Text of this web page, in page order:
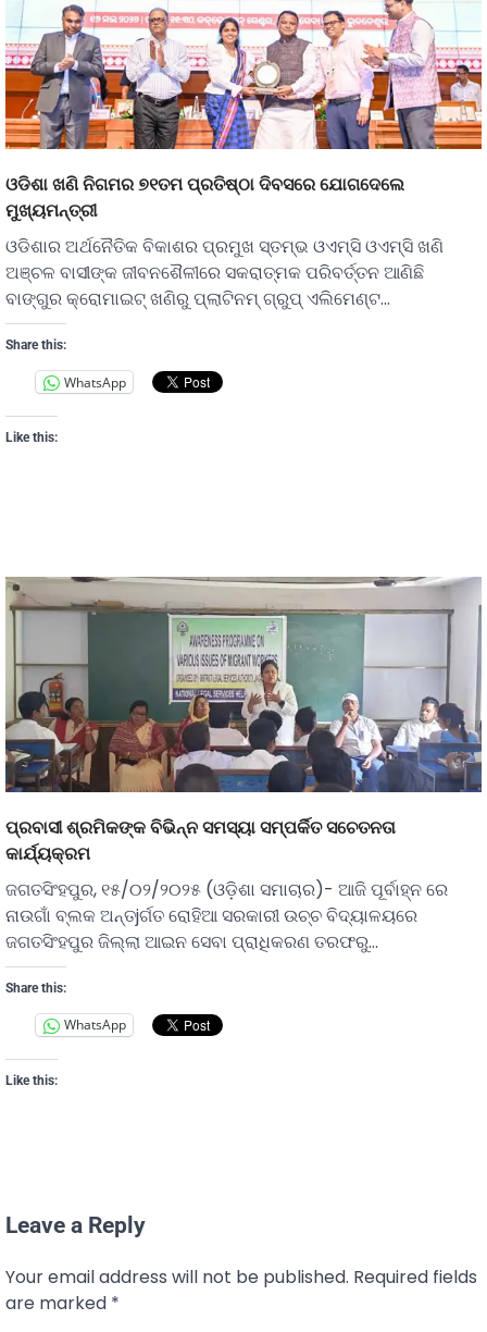
ଓଡିଶା ଖଣି ନିଗମର ୭୧ତମ ପ୍ରତିଷ୍ଠା ଦିବସରେ ଯୋଗଦେଲେ
ମୁଖ୍ୟମନ୍ତ୍ରୀ
ଓଡିଶାର ଅର୍ଥନୈତିକ ବିକାଶର ପ୍ରମୁଖ ସ୍ତମ୍ଭ ଓଏମ୍‌ସି ଓଏମ୍‌ସି ଖଣି
ଅଞ୍ଚଳ ବାସୀଙ୍କ ଜୀବନଶୈଳୀରେ ସକରାତ୍ମକ ପରିବର୍ତ୍ତନ ଆଣିଛି
ବାଙ୍ଗୁର କ୍ରୋମାଇଟ୍ ଖଣିରୁ ପ୍ଲାଟିନମ୍ ଗ୍ରୁପ୍ ଏଲିମେଣ୍ଟ…
Share this:
WhatsApp
Like this:
ପ୍ରବାସୀ ଶ୍ରମିକଙ୍କ ବିଭିନ୍ନ ସମସ୍ୟା ସମ୍ପର୍କିତ ସଚେତନତା
କାର୍ଯ୍ୟକ୍ରମ
ଜଗତସିଂହପୁର, ୧୫/୦୨/୨୦୨୫ (ଓଡ଼ିଶା ସମାଚାର)- ଆଜି ପୂର୍ବାହ୍ନ ରେ
ନାଉଗାଁ ବ୍ଲକ ଅନ୍ତjର୍ଗତ ରୋହିଆ ସରକାରୀ ଉଚ୍ଚ ବିଦ୍ୟାଳୟରେ
ଜଗତସିଂହପୁର ଜିଲ୍ଲା ଆଇନ ସେବା ପ୍ରାଧିକରଣ ତରଫରୁ…
Share this:
WhatsApp
Like this:
Leave a Reply
Your email address will not be published. Required fields
are marked *